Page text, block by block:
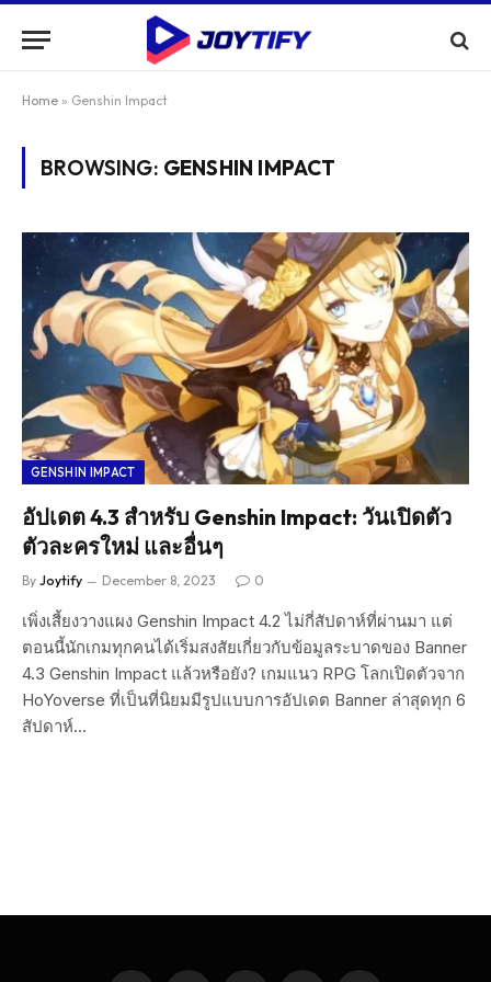
Home » Genshin Impact
BROWSING: GENSHIN IMPACT
GENSHIN IMPACT
อัปเดต 4.3 สำหรับ Genshin Impact: วันเปิดตัว
ตัวละครใหม่ และอื่นๆ
By Joytify December 8, 2023 0
เพิ่งเสี้ยงวางแผง Genshin Impact 4.2 ไม่กี่สัปดาห์ที่ผ่านมา แต่
ตอนนี้นักเกมทุกคนได้เริ่มสงสัยเกี่ยวกับข้อมูลระบาดของ Banner
4.3 Genshin Impact แล้วหรือยัง? เกมแนว RPG โลกเปิดตัวจาก
HoYoverse ที่เป็นที่นิยมมีรูปแบบการอัปเดต Banner ล่าสุดทุก 6
สัปดาห์…